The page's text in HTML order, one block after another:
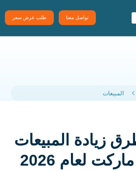
تواصل معنا طلب عرض سعر
المبيعات
زيادة المبيعات
لعام 2026